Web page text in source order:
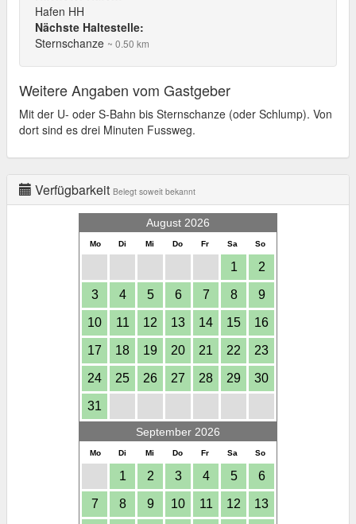
Hafen HH
Nächste Haltestelle:
Sternschanze ~ 0.50 km
Weitere Angaben vom Gastgeber
Mit der U- oder S-Bahn bis Sternschanze (oder Schlump). Von
dort sind es drei Minuten Fussweg.
Verfügbarkeit Belegt soweit bekannt
August 2026
Mo Di Mi Do Fr Sa So
1 2
3 4 5 6 7 8 9
10 11 12 13 14 15 16
17 18 19 20 21 22 23
24 25 26 27 28 29 30
31
September 2026
Mo Di Mi Do Fr Sa So
1 2 3 4 5 6
7 8 9 10 11 12 13